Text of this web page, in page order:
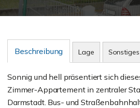
Beschreibung Lage Sonstiges
Sonnig und hell präsentiert sich
Zimmer-Appartement in zentraler
Darmstadt. Bus- und